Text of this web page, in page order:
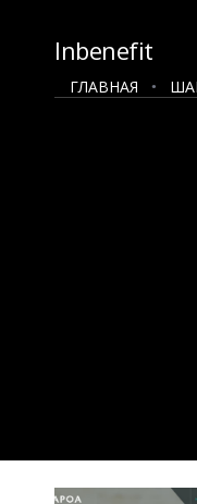
Inbenefit
ГЛАВНАЯ